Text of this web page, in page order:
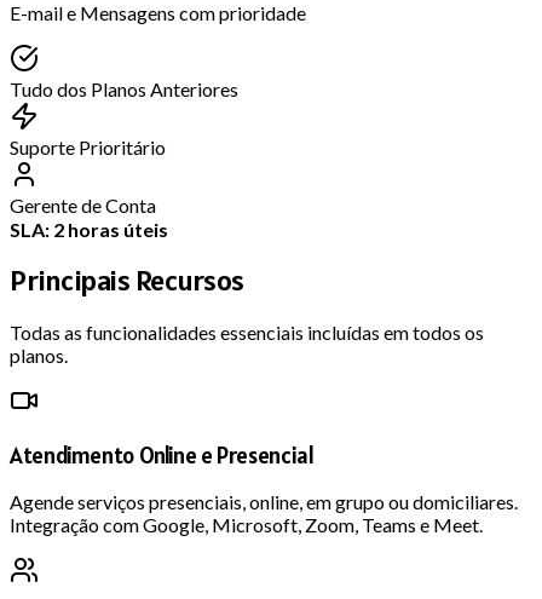
E-mail e Mensagens com prioridade
Tudo dos Planos Anteriores
Suporte Prioritário
Gerente de Conta
SLA: 2 horas úteis
Principais Recursos
Todas as funcionalidades essenciais incluídas em todos os
planos.
Atendimento Online e Presencial
Agende serviços presenciais, online, em grupo ou domiciliares.
Integração com Google, Microsoft, Zoom, Teams e Meet.